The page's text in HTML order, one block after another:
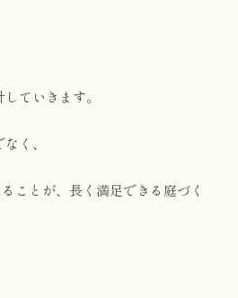
ていきます。
く、
ことが、長く満足できる庭づく